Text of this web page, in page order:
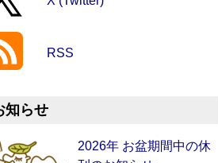
RSS
知らせ
2026年 お盆期間中の休